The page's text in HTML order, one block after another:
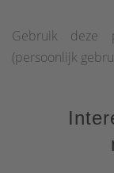
Gebruik deze
(persoonlijk